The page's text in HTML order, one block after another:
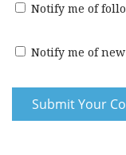
Notify me of
Notify me of